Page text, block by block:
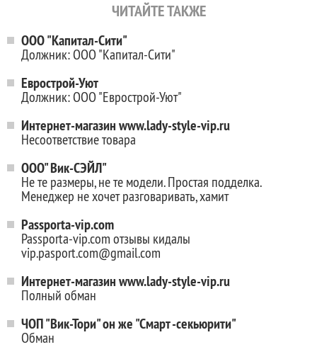
ЧИТАЙТЕ ТАКЖЕ
ООО "Капитал-Сити"
Должник: ООО "Капитал-Сити"
Еврострой-Уют
Должник: ООО "Еврострой-Уют"
Интернет-магазин www.lady-style-vip.ru
Несоответствие товара
ООО" Вик-СЭЙЛ"
Не те размеры, не те модели. Простая подделка.
Менеджер не хочет разговаривать, хамит
Passporta-vip.com
Passporta-vip.com отзывы кидалы
vip.pasport.com@gmail.com
Интернет-магазин www.lady-style-vip.ru
Полный обман
ЧОП "Вик-Тори" он же "Смарт -секьюрити"
Обман